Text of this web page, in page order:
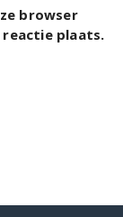
browser
reactie plaats.